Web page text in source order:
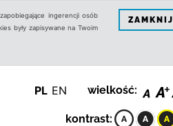
ingerencji osób
były zapisywane na Twoim
ZAMKNIJ
PL EN wielkość:
kontrast: